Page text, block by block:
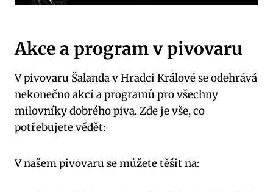
Akce a program v pivovaru
V pivovaru Šalanda v Hradci Králové se odehrává
nekonečno akcí a programů pro všechny
milovníky dobrého piva. Zde je vše, co
potřebujete vědět:
V našem pivovaru se můžete těšit na: